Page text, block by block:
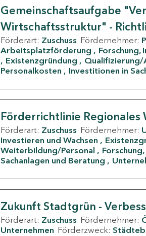
Gemeinschaftsaufgabe
Wirtschaftsstruktur" -
Förderart: Zuschuss Fördernehmer:
Arbeitsplatzförderung
Forschung,
Existenzgründung
Qualifizierung/
Personalkosten
Investitionen in
Förderrichtlinie Regionales
Förderart: Zuschuss Fördernehmer:
Investieren und Wachsen
Weiterbildung/Personal
Sachanlagen und Beratung
Zukunft Stadtgrün -
Förderart: Zuschuss Fördernehmer:
Unternehmen Förderzweck: